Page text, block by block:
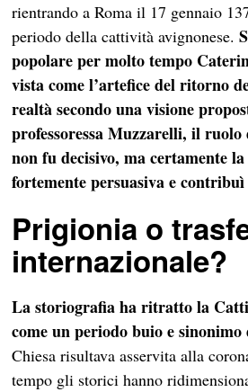
rientrando a Roma il 17 gennaio
periodo della cattività avignonese.
popolare per molto tempo
vista come l’artefice del ritorno
realtà secondo una visione
professoressa Muzzarelli, il
non fu decisivo, ma certamente
fortemente persuasiva e
Prigionia o
internazionale?
La storiografia ha ritratto la
come un periodo buio e
Chiesa risultava asservita alla
tempo gli storici hanno